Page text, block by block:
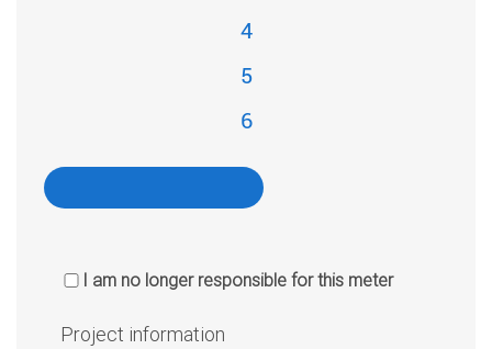
4
5
6
I am no longer responsible for this meter
Project information